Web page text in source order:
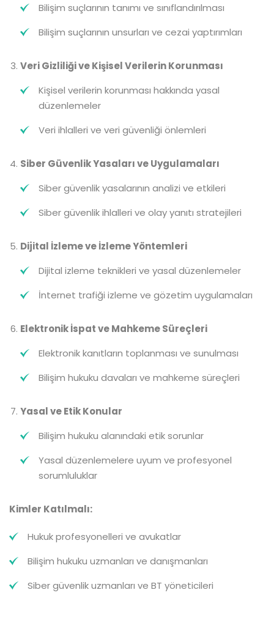
Bilişim suçlarının tanımı ve sınıflandırılması
Bilişim suçlarının unsurları ve cezai yaptırımları
Veri Gizliliği ve Kişisel Verilerin Korunması
Kişisel verilerin korunması hakkında yasal
düzenlemeler
Veri ihlalleri ve veri güvenliği önlemleri
Siber Güvenlik Yasaları ve Uygulamaları
Siber güvenlik yasalarının analizi ve etkileri
Siber güvenlik ihlalleri ve olay yanıtı stratejileri
Dijital İzleme ve İzleme Yöntemleri
Dijital izleme teknikleri ve yasal düzenlemeler
İnternet trafiği izleme ve gözetim uygulamaları
Elektronik İspat ve Mahkeme Süreçleri
Elektronik kanıtların toplanması ve sunulması
Bilişim hukuku davaları ve mahkeme süreçleri
Yasal ve Etik Konular
Bilişim hukuku alanındaki etik sorunlar
Yasal düzenlemelere uyum ve profesyonel
sorumluluklar
Kimler Katılmalı:
Hukuk profesyonelleri ve avukatlar
Bilişim hukuku uzmanları ve danışmanları
Siber güvenlik uzmanları ve BT yöneticileri